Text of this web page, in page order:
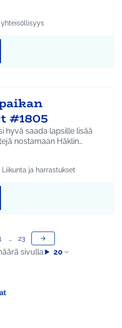
Hyrylä
mukaan: Hyvinvointi ja
yhteisöllisyys
#1805
hyvä saada lapsille lisää
nostamaan Häklin…
Etelä-Tuusulan kylät
tulokset teeman mukaan:
Liikunta ja harrastukset
sivulla: 20
… 23